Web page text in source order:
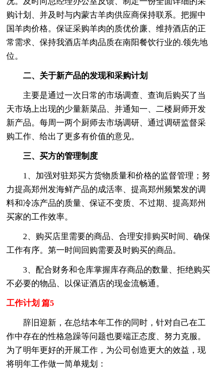
购计划、并及时与内蒙古羊肉供应商保持联系。把握中
国羊肉价格。保证采购羊肉的质优价廉、维持酒店的正
常需求、保持我酒店羊肉品质在南阳餐饮行业的.领先地
位。
二、关于新产品的发现和采购计划
主要是通过一次日常的市场调查、查询后购买了当
天市场上出现的少量新菜品、并通知一、二楼厨师开发
新产品。每周一两个厨师去市场调研、通过调研监督采
购工作、给出了更多有价值的意见。
三、买方的管理制度
1、加强对驻郑买方货物质量和价格的监督管理；努
力提高郑州发海鲜产品的成活率、提高郑州频繁发的调
料和冷冻产品的质量、保证不变质、不过期、提高郑州
买家的工作效率。
2、购买店里需要的商品、合理安排购买时间、确保
工作有序。第一时间回购需要及时购买的商品。
3、配合财务和仓库掌握库存商品的数量、拒绝购买
不必要的物品、以保证酒店的现金流畅通。
工作计划 篇5
辞旧迎新，在总结本年工作的同时，针对自己在工
作中存在的性格急躁等问题也要端正态度、努力克服。
为了明年更好的开展工作，为公司创造更大的效益，现
将明年工作做一简单规划：